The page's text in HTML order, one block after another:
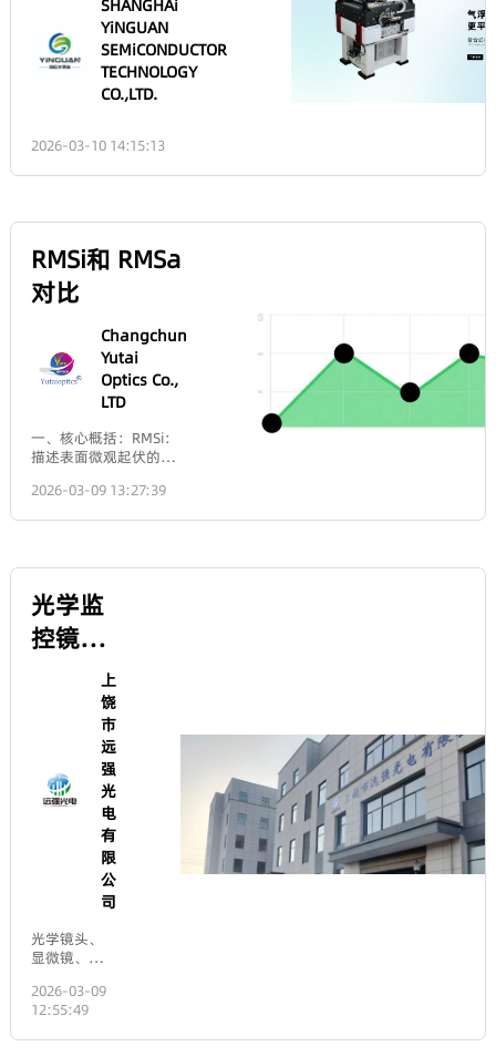
specific observation
conditions (for example,
whether the lens is used
for imaging or as a
magnifying glass).1.
RelationshipMagnification
the image size to the
determined jointly by the
distance from the object
to the lens) and the
image distance (the
distance from the image
to the lens). The focal
length, however, is a
property of the lens itself
and determines its ability
to converge light
rays.Therefore, the focal
equal to the
influencing the
relationship between the
object distance and the
Scenario 1: Use as a
Magnifying Glass
(Forming a Virtual Image,
Viewed with the Eye)This
is the most common and
intuitive concept of
“magnification.” When
an object is placed within
one focal length of a
convex lens, it forms an
upright, magnified virtual
image.Formula: The
magnification factor MM
of a magnifying glass is
\approx \frac{25\
\text{cm}}{f}M≈f25 cmMM:
Magnification factorff:
入选国内头部半导
体装备商供应链国
新”重点小巨人隐
2026慕尼黑上海
光博会
SHANGHAi
SEMiCONDUCTOR
2026-03-10 14:15:13
RMSi和 RMSa
对比
Changchun
Yutai
LTD
一、核心概括：RMSi：
描述表面微观起伏的不
度”。RMSa： 描述表面
宏观形状与理想形状的
偏差，主要指“面形误
差”。它们虽然都是“均
方根”值，用于量化表面
的“不完美”，但关注的
空间频率（波长）范围
完全不同。下图清晰展
示了二者的区别与测量
方法：二、下面进行详
细解释：RMSi (Root
Mean Square
irregularity) - 不规则
度/粗糙度1、定义：在
移除了表面宏观形状
（球面、非球面、平面
等）和中等空间误差之
后，剩余的高频、小尺
2026-03-09 13:27:39
光学监
控镜头
铝合金
CNC定
制生产
加工
上
饶
电